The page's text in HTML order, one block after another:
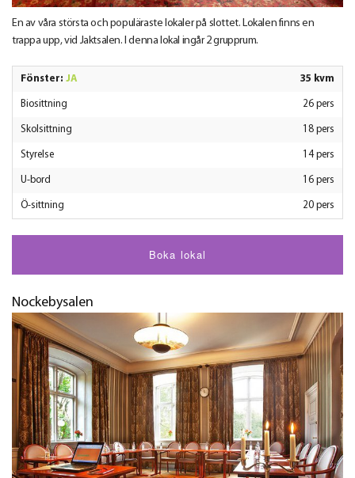
En av våra största och populäraste lokaler på slottet. Lokalen finns en
trappa upp, vid Jaktsalen. I denna lokal ingår 2 grupprum.
Fönster: JA 35 kvm
Biosittning 26 pers
Skolsittning 18 pers
Styrelse 14 pers
U-bord 16 pers
Ö-sittning 20 pers
Boka lokal
Nockebysalen